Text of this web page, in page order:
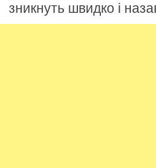
зникнуть швидко і